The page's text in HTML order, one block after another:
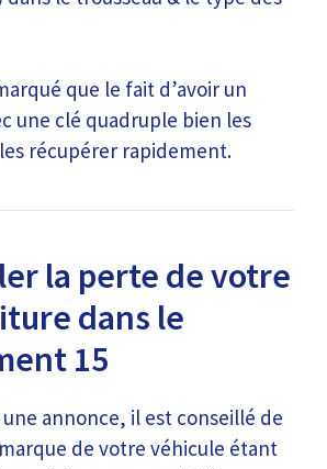
que le fait d’avoir un
une clé quadruple bien les
récupérer rapidement.
la perte de votre
dans le
15
annonce, il est conseillé de
de votre véhicule étant